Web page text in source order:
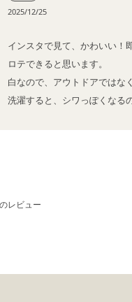
2025/12/25
インスタで見て、かわいい！
ロテできると思います。
白なので、アウトドアではな
洗濯すると、シワっぽくなる
レビュー